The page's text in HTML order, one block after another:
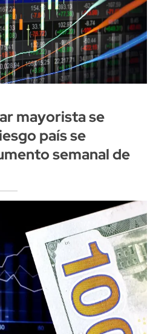
mayorista se
país se
semanal de